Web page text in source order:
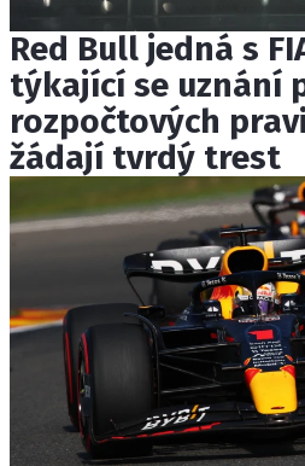
Red Bull jedná s
týkající se uznání
rozpočtových
žádají tvrdý trest